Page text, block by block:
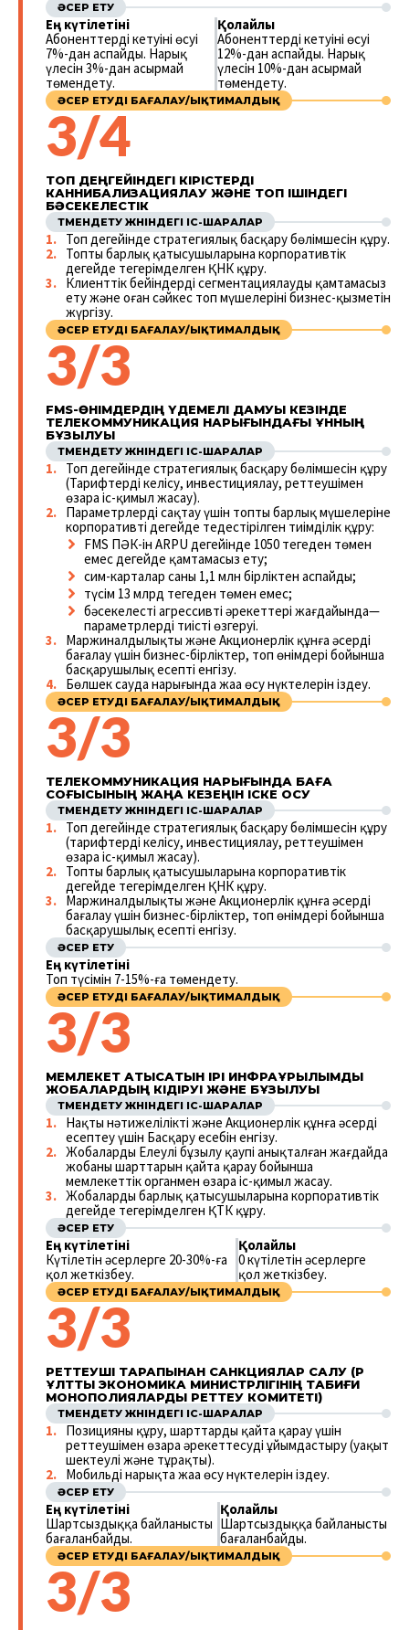
ӘСЕР ЕТУ
Ең күтілетіні
Абоненттердің кетуінің өсуі
7%-дан аспайды. Нарық
үлесін 3%-дан асырмай
төмендету.
Қолайлы
Абоненттердің кетуінің өсуі
12%-дан аспайды. Нарық
үлесін 10%-дан асырмай
төмендету.
ӘСЕР ЕТУДІ БАҒАЛАУ/ЫҚТИМАЛДЫҚ
3/4
ТОП ДЕҢГЕЙІНДЕГІ КІРІСТЕРДІ
КАННИБАЛИЗАЦИЯЛАУ ЖӘНЕ ТОП ІШІНДЕГІ
БӘСЕКЕЛЕСТІК
ТӨМЕНДЕТУ ЖӨНІНДЕГІ ІС-ШАРАЛАР
Топ деңгейінде стратегиялық басқару бөлімшесін құру.
Топтың барлық қатысушыларына корпоративтік
деңгейде теңгерімделген ҚНК құру.
Клиенттік бейіндерді сегментациялауды қамтамасыз
ету және оған сәйкес топ мүшелерінің бизнес-қызметін
жүргізу.
ӘСЕР ЕТУДІ БАҒАЛАУ/ЫҚТИМАЛДЫҚ
3/3
FMS-ӨНІМДЕРДІҢ ҮДЕМЕЛІ ДАМУЫ КЕЗІНДЕ
ТЕЛЕКОММУНИКАЦИЯ НАРЫҒЫНДАҒЫ ҚҰННЫҢ
БҰЗЫЛУЫ
ТӨМЕНДЕТУ ЖӨНІНДЕГІ ІС-ШАРАЛАР
Топ деңгейінде стратегиялық басқару бөлімшесін құру
(Тарифтерді келісу, инвестициялау, реттеушімен
өзара іс-қимыл жасау).
Параметрлерді сақтау үшін топтың барлық мүшелеріне
корпоративті деңгейде теңдестірілген тиімділік құру:
FMS ПӘК-ін ARPU деңгейінде 1050 теңгеден төмен
емес деңгейде қамтамасыз ету;
сим-карталар саны 1,1 млн бірліктен аспайды;
түсім 13 млрд теңгеден төмен емес;
бәсекелестің агрессивті әрекеттері жағдайында—
параметрлердің тиісті өзгеруі.
Маржиналдылықты және Акционерлік құнға әсерді
бағалау үшін бизнес-бірліктер, топ өнімдері бойынша
басқарушылық есепті енгізу.
Бөлшек сауда нарығында жаңа өсу нүктелерін іздеу.
ӘСЕР ЕТУДІ БАҒАЛАУ/ЫҚТИМАЛДЫҚ
3/3
ТЕЛЕКОММУНИКАЦИЯ НАРЫҒЫНДА БАҒА
СОҒЫСЫНЫҢ ЖАҢА КЕЗЕҢІН ІСКЕ ҚОСУ
ТӨМЕНДЕТУ ЖӨНІНДЕГІ ІС-ШАРАЛАР
Топ деңгейінде стратегиялық басқару бөлімшесін құру
(тарифтерді келісу, инвестициялау, реттеушімен
өзара іс-қимыл жасау).
Топтың барлық қатысушыларына корпоративтік
деңгейде теңгерімделген ҚНК құру.
Маржиналдылықты және Акционерлік құнға әсерді
бағалау үшін бизнес-бірліктер, топ өнімдері бойынша
басқарушылық есепті енгізу.
ӘСЕР ЕТУ
Ең күтілетіні
Топ түсімін 7-15%-ға төмендету.
ӘСЕР ЕТУДІ БАҒАЛАУ/ЫҚТИМАЛДЫҚ
3/3
МЕМЛЕКЕТ ҚАТЫСАТЫН ІРІ ИНФРАҚҰРЫЛЫМДЫҚ
ЖОБАЛАРДЫҢ КІДІРУІ ЖӘНЕ БҰЗЫЛУЫ
ТӨМЕНДЕТУ ЖӨНІНДЕГІ ІС-ШАРАЛАР
Нақты нәтижелілікті және Акционерлік құнға әсерді
есептеу үшін Басқару есебін енгізу.
Жобалардың Елеулі бұзылу қаупі анықталған жағдайда
жобаның шарттарын қайта қарау бойынша
мемлекеттік органмен өзара іс-қимыл жасау.
Жобалардың барлық қатысушыларына корпоративтік
деңгейде теңгерімделген ҚТК құру.
ӘСЕР ЕТУ
Ең күтілетіні
Күтілетін әсерлерге 20-30%-ға
қол жеткізбеу.
Қолайлы
0 күтілетін әсерлерге
қол жеткізбеу.
ӘСЕР ЕТУДІ БАҒАЛАУ/ЫҚТИМАЛДЫҚ
3/3
РЕТТЕУШІ ТАРАПЫНАН САНКЦИЯЛАР САЛУ (ҚР
ҰЛТТЫҚ ЭКОНОМИКА МИНИСТРЛІГІНІҢ ТАБИҒИ
МОНОПОЛИЯЛАРДЫ РЕТТЕУ КОМИТЕТІ)
ТӨМЕНДЕТУ ЖӨНІНДЕГІ ІС-ШАРАЛАР
Позицияны құру, шарттарды қайта қарау үшін
реттеушімен өзара әрекеттесуді ұйымдастыру (уақыт
шектеулі және тұрақты).
Мобильді нарықта жаңа өсу нүктелерін іздеу.
ӘСЕР ЕТУ
Ең күтілетіні
Шартсыздыққа байланысты
бағаланбайды.
Қолайлы
Шартсыздыққа байланысты
бағаланбайды.
ӘСЕР ЕТУДІ БАҒАЛАУ/ЫҚТИМАЛДЫҚ
3/3